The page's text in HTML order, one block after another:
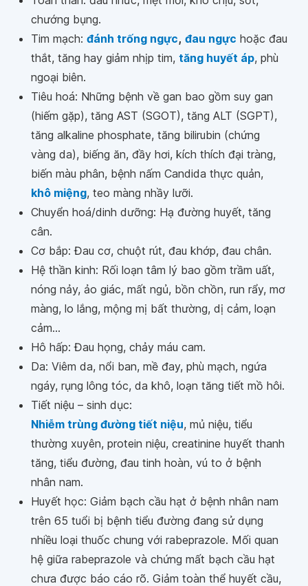
chướng bụng.
Tim mạch: đánh trống ngực, đau ngực hoặc đau
thắt, tăng hay giảm nhịp tim, tăng huyết áp, phù
ngoại biên.
Tiêu hoá: Những bệnh về gan bao gồm suy gan
(hiếm gặp), tăng AST (SGOT), tăng ALT (SGPT),
tăng alkaline phosphate, tăng bilirubin (chứng
vàng da), biếng ăn, đầy hơi, kích thích đại tràng,
biến màu phân, bệnh nấm Candida thực quản,
khô miệng, teo màng nhầy lưỡi.
Chuyển hoá/dinh dưỡng: Hạ đường huyết, tăng
cân.
Cơ bắp: Đau cơ, chuột rút, đau khớp, đau chân.
Hệ thần kinh: Rối loạn tâm lý bao gồm trầm uất,
nóng nảy, ảo giác, mất ngủ, bồn chồn, run rẩy, mơ
màng, lo lắng, mộng mị bất thường, dị cảm, loạn
cảm...
Hô hấp: Đau họng, chảy máu cam.
Da: Viêm da, nổi ban, mề đay, phù mạch, ngứa
ngáy, rụng lông tóc, da khô, loạn tăng tiết mồ hôi.
Tiết niệu – sinh dục:
Nhiễm trùng đường tiết niệu, mủ niệu, tiểu
thường xuyên, protein niệu, creatinine huyết thanh
tăng, tiểu đường, đau tinh hoàn, vú to ở bệnh
nhân nam.
Huyết học: Giảm bạch cầu hạt ở bệnh nhân nam
trên 65 tuổi bị bệnh tiểu đường đang sử dụng
nhiều loại thuốc chung với rabeprazole. Mối quan
hệ giữa rabeprazole và chứng mất bạch cầu hạt
chưa được báo cáo rõ. Giảm toàn thể huyết cầu,